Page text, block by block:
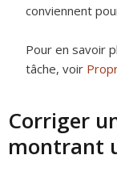
conviennent
Pour en savoir
tâche, voir
Corriger
montrant